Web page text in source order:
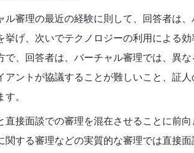
審理の最近の経験に則して、回答者は
挙げ、次いでテクノロジーの利用による
で、回答者は、バーチャル審理では、異
アントが協議することが難しいこと、証
。
接面談での審理を混在させることに前
する審理などの実質的な審理では直接